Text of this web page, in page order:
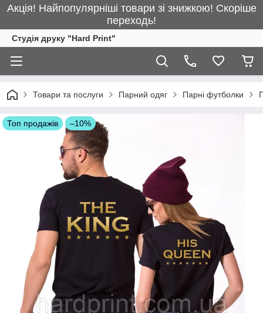
Акція! Найпопулярніші товари зі знижкою! Скоріше
переходь!
Студія друку "Hard Print"
Товари та послуги Парний одяг Парні футболки
Топ продажів –10%